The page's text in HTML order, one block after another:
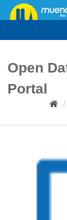
Überspringen
zum
Open
Portal